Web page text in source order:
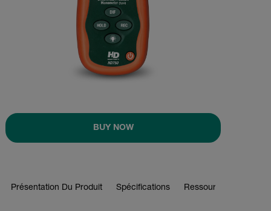
BUY NOW
Présentation Du Produit Spécifications Ressources Et